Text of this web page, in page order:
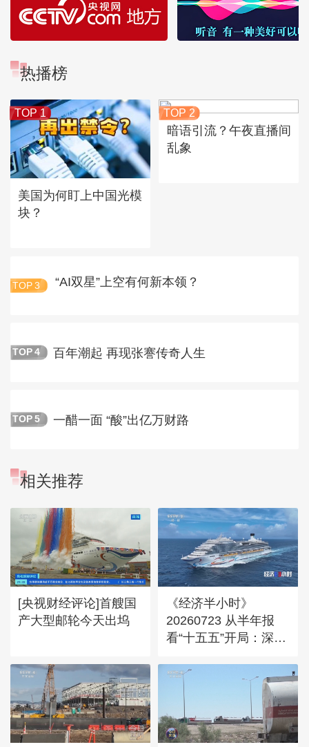
热播榜
TOP 1
美国为何盯上中国光模
块？
TOP 2
暗语引流？午夜直播间
乱象
TOP 3 “AI双星”上空有何新本领？
TOP 4 百年潮起 再现张謇传奇人生
TOP 5 一醋一面 “酸”出亿万财路
相关推荐
[央视财经评论]首艘国
产大型邮轮今天出坞
《经济半小时》
20260723 从半年报
看“十五五”开局：深蓝